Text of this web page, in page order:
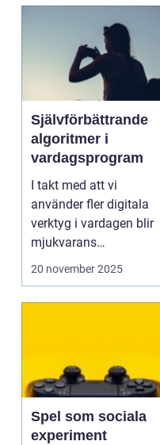
Självförbättrande
algoritmer i
vardagsprogram
I takt med att vi
använder fler digitala
verktyg i vardagen blir
mjukvarans
anpassningsför...
20 november 2025
Spel som sociala
experiment